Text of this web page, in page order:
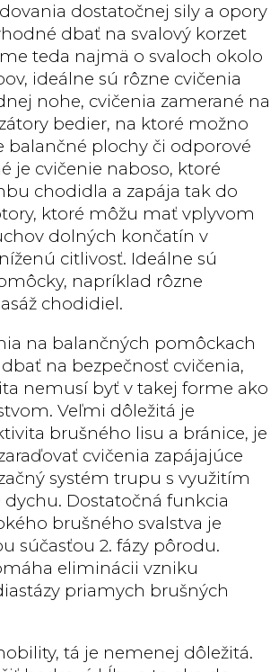
dostatočnej sily a opory
dbať na svalový korzet
teda najmä o svaloch okolo
ideálne sú rôzne cvičenia
nohe, cvičenia zamerané na
bedier, na ktoré možno
balančné plochy či odporové
je cvičenie naboso, ktoré
chodidla a zapája tak do
ktoré môžu mať vplyvom
dolných končatín v
citlivosť. Ideálne sú
napríklad rôzne
chodidiel.
na balančných pomôckach
na bezpečnosť cvičenia,
nemusí byť v takej forme ako
Veľmi dôležitá je
brušného lisu a bránice, je
cvičenia zapájajúce
systém trupu s využitím
dychu. Dostatočná funkcia
brušného svalstva je
súčasťou 2. fázy pôrodu.
eliminácii vzniku
priamych brušných
tá je nemenej dôležitá.